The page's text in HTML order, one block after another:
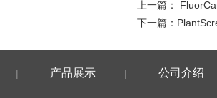
上一篇：
下一篇：
| 产品展示 | 公司介绍